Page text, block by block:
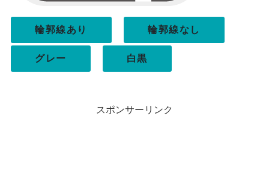
輪郭線あり 輪郭線なし
グレー 白黒
スポンサーリンク